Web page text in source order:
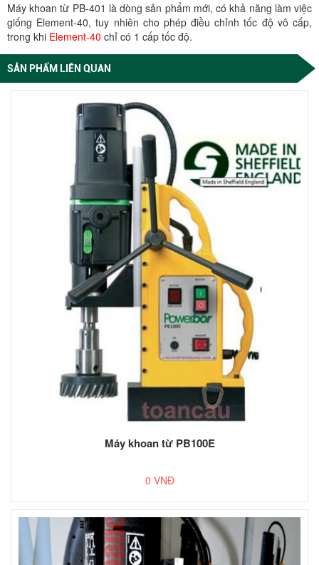
Máy khoan từ PB-401 là dòng sản phẩm mới, có khả năng làm việc
giống Element-40, tuy nhiên cho phép điều chỉnh tốc độ vô cấp,
trong khi Element-40 chỉ có 1 cấp tốc độ.
SẢN PHẨM LIÊN QUAN
Máy khoan từ PB100E
0 VNĐ